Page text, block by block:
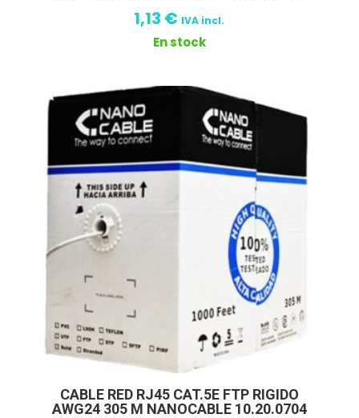
1,13 € IVA incl.
En stock
CABLE RED RJ45 CAT.5E FTP RIGIDO
AWG24 305 M NANOCABLE 10.20.0704